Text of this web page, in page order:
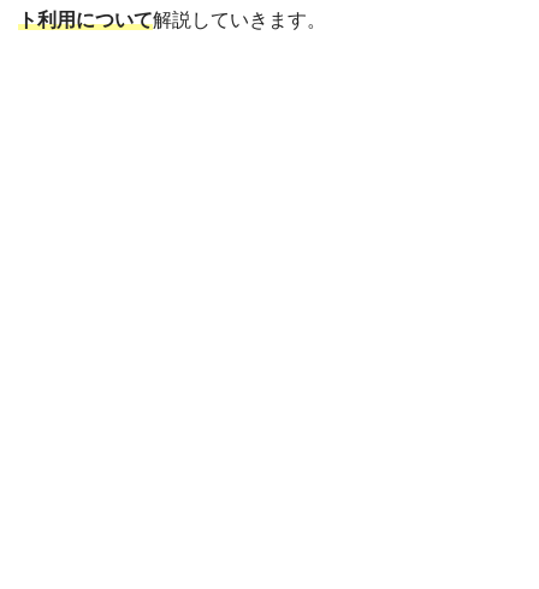
ト利用について解説していきます。